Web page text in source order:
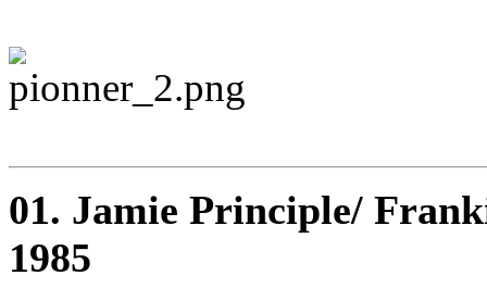
01. Jamie Principle/
1985